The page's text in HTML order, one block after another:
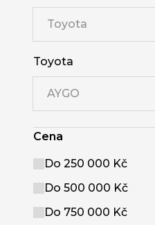
Toyota
Toyota
AYGO
Cena
Do 250 000 Kč
Do 500 000 Kč
Do 750 000 Kč